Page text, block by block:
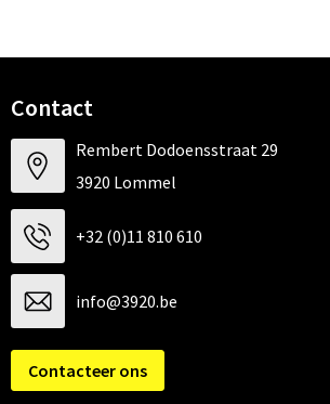
Contact
Rembert Dodoensstraat 29
3920 Lommel
+32 (0)11 810 610
info@3920.be
Contacteer ons